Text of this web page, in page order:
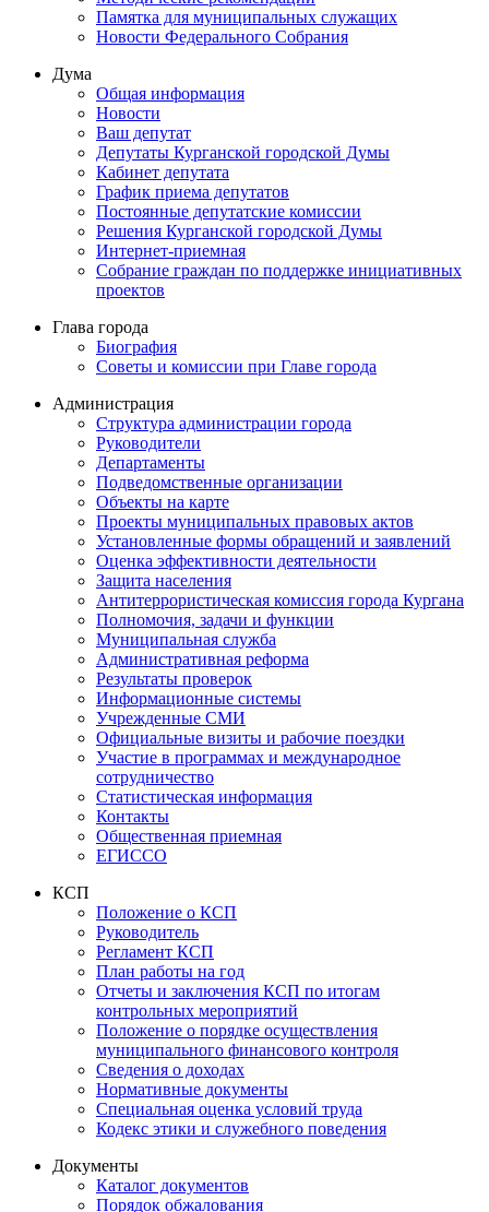
Памятка для муниципальных служащих
Новости Федерального Cобрания
Дума
Общая информация
Новости
Ваш депутат
Депутаты Курганской городской Думы
Кабинет депутата
График приема депутатов
Постоянные депутатские комиссии
Решения Курганской городской Думы
Интернет-приемная
Собрание граждан по поддержке инициативных
проектов
Глава города
Биография
Советы и комиссии при Главе города
Администрация
Структура администрации города
Руководители
Департаменты
Подведомственные организации
Объекты на карте
Проекты муниципальных правовых актов
Установленные формы обращений и заявлений
Оценка эффективности деятельности
Защита населения
Антитеррористическая комиссия города Кургана
Полномочия, задачи и функции
Муниципальная служба
Административная реформа
Результаты проверок
Информационные системы
Учрежденные СМИ
Официальные визиты и рабочие поездки
Участие в программах и международное
сотрудничество
Статистическая информация
Контакты
Общественная приемная
ЕГИССО
КСП
Положение о КСП
Руководитель
Регламент КСП
План работы на год
Отчеты и заключения КСП по итогам
контрольных мероприятий
Положение о порядке осуществления
муниципального финансового контроля
Сведения о доходах
Нормативные документы
Специальная оценка условий труда
Кодекс этики и служебного поведения
Документы
Каталог документов
Порядок обжалования